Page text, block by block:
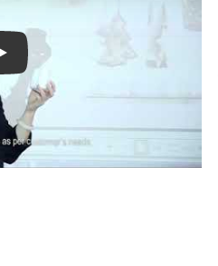
Play: Keynote (Google I/O '18)